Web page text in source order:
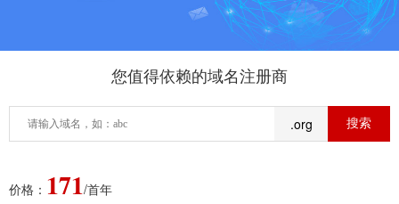
您值得依赖的域名注册商
.org
价格： 171/首年